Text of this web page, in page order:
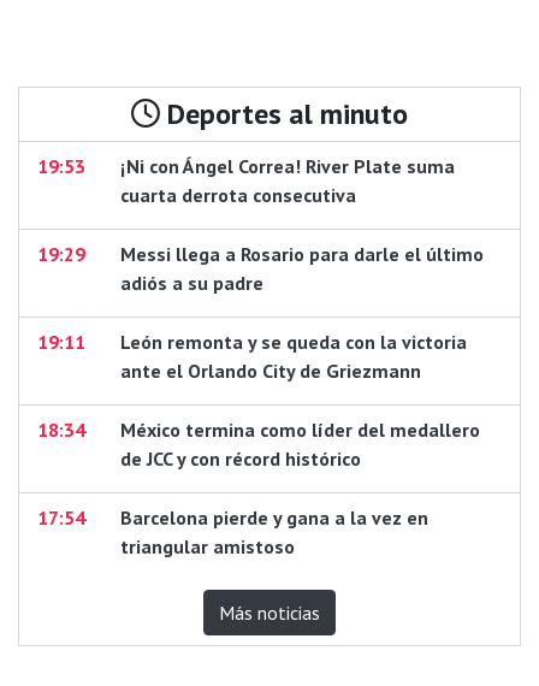
Deportes al minuto
19:53
¡Ni con Ángel Correa! River Plate suma
cuarta derrota consecutiva
19:29
Messi llega a Rosario para darle el último
adiós a su padre
19:11
León remonta y se queda con la victoria
ante el Orlando City de Griezmann
18:34
México termina como líder del medallero
de JCC y con récord histórico
17:54
Barcelona pierde y gana a la vez en
triangular amistoso
Más noticias